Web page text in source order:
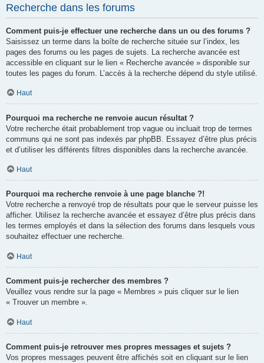
Recherche dans les forums
Comment puis-je effectuer une recherche dans un ou des forums ?
Saisissez un terme dans la boîte de recherche située sur l’index, les
pages des forums ou les pages de sujets. La recherche avancée est
accessible en cliquant sur le lien « Recherche avancée » disponible sur
toutes les pages du forum. L’accès à la recherche dépend du style utilisé.
Haut
Pourquoi ma recherche ne renvoie aucun résultat ?
Votre recherche était probablement trop vague ou incluait trop de termes
communs qui ne sont pas indexés par phpBB. Essayez d’être plus précis
et d’utiliser les différents filtres disponibles dans la recherche avancée.
Haut
Pourquoi ma recherche renvoie à une page blanche ?!
Votre recherche a renvoyé trop de résultats pour que le serveur puisse les
afficher. Utilisez la recherche avancée et essayez d’être plus précis dans
les termes employés et dans la sélection des forums dans lesquels vous
souhaitez effectuer une recherche.
Haut
Comment puis-je rechercher des membres ?
Veuillez vous rendre sur la page « Membres » puis cliquer sur le lien
« Trouver un membre ».
Haut
Comment puis-je retrouver mes propres messages et sujets ?
Vos propres messages peuvent être affichés soit en cliquant sur le lien